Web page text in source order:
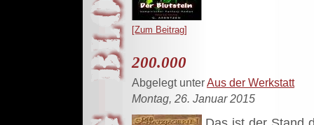
[Zum Beitrag]
200.000
Abgelegt unterAus der Werkstatt
Montag, 26. Januar 2015